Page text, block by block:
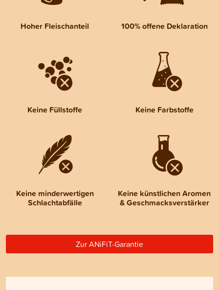
Hoher Fleischanteil 100% offene Deklaration
Keine Füllstoffe Keine Farbstoffe
Keine minderwertigen
Schlachtabfälle
Keine künstlichen Aromen
& Geschmacksverstärker
Zur ANiFiT-Garantie